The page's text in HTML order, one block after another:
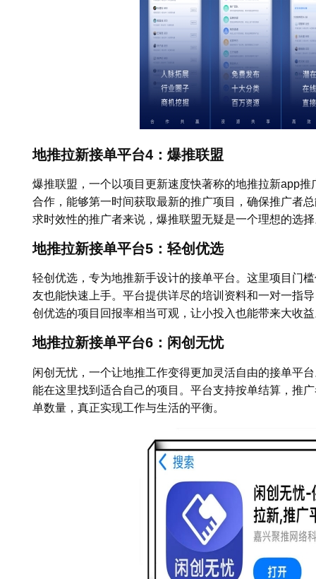
地推拉新接单平台4：爆推联盟
爆推联盟，一个以项目更新速度快著称的地推拉新app
合作，能够第一时间获取最新的推广项目，确保推广者
求时效性的推广者来说，爆推联盟无疑是一个理想的选
地推拉新接单平台5：轻创优选
轻创优选，专为地推新手设计的接单平台。这里项目门
友也能快速上手。平台提供详尽的培训资料和一对一指
创优选的项目回报率相当可观，让小投入也能带来大收
地推拉新接单平台6：闲创无忧
闲创无忧，一个让地推工作变得更加灵活自由的接单平
能在这里找到适合自己的项目。平台支持按单结算，推
单数量，真正实现工作与生活的平衡。